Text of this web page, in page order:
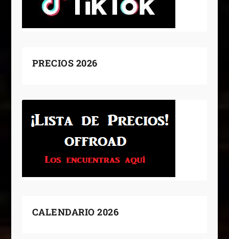
PRECIOS 2026
CALENDARIO 2026